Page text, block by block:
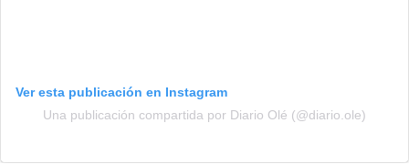
Ver esta publicación en Instagram
Una publicación compartida por Diario Olé (@diario.ole)